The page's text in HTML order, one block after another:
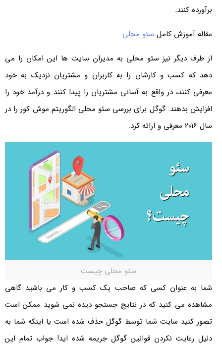
برآورده کنند.
مقاله آموزش کاملسئو محلی
از طرف دیگر نیز سئو محلی به مدیران سایت ها این امکان را می
دهد که کسب و کارشان را به کاربران و مشتریان نزدیک به خود
معرفی کنند، در واقع به آسانی مشتریان را پیدا کنند و درآمد خود را
افزایش بدهند. گوگل برای بررسی سئو محلی الگوریتم موش کور را در
سال 2016 معرفی و ارائه کرد.
سئو محلی چیست
شما به عنوان کسی که صاحب یک کسب و کار می باشید گاهی
مشاهده می کنید که در نتایج جستجو دیده نمی شوید ممکن است
تصور کنید سایت شما توسط گوگل حذف شده است یا اینکه شما به
دلیل رعایت نکردن قوانین گوگل جریمه شده اید! جواب تمام این